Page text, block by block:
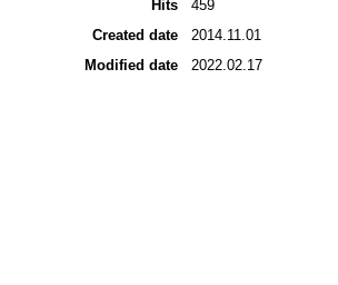
Hits
459
Created date
2014.11.01
Modified date
2022.02.17